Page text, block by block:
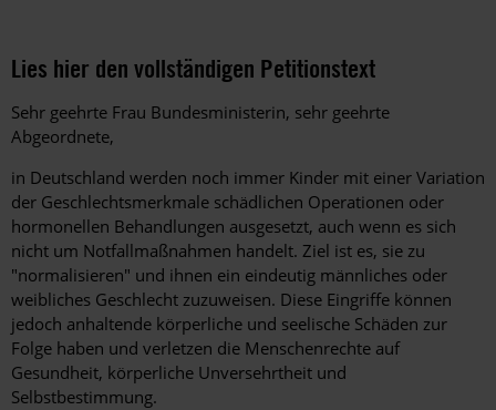
Lies hier den vollständigen Petitionstext
Sehr geehrte Frau Bundesministerin, sehr geehrte
Abgeordnete,
in Deutschland werden noch immer Kinder mit einer Variation
der Geschlechtsmerkmale schädlichen Operationen oder
hormonellen Behandlungen ausgesetzt, auch wenn es sich
nicht um Notfallmaßnahmen handelt. Ziel ist es, sie zu
"normalisieren" und ihnen ein eindeutig männliches oder
weibliches Geschlecht zuzuweisen. Diese Eingriffe können
jedoch anhaltende körperliche und seelische Schäden zur
Folge haben und verletzen die Menschenrechte auf
Gesundheit, körperliche Unversehrtheit und
Selbstbestimmung.